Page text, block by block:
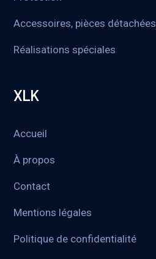
Accessoires, pièces détachées
Réalisations spéciales
XLK
Accueil
À propos
Contact
Mentions légales
Politique de confidentialité